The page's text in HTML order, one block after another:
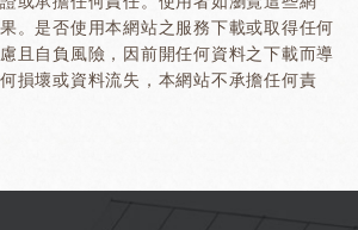
。是否使用本網站之服務下載或取得任何
且自負風險，因前開任何資料之下載而導
損壞或資料流失，本網站不承擔任何責